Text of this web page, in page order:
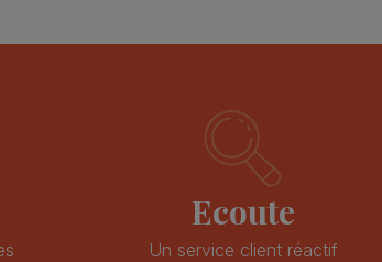
Ecoute
Un service client réactif